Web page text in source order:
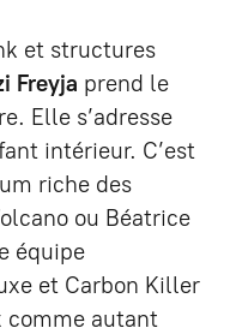
et structures
Freyja prend le
Elle s’adresse
intérieur. C’est
riche des
ou Béatrice
équipe
et Carbon Killer
comme autant